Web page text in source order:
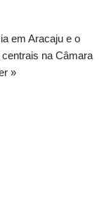
em Aracaju e o
na Câmara
»